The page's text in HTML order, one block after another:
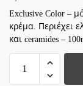
Exclusive Color –
κρέμα. Περιέχει
και ceramides –
color